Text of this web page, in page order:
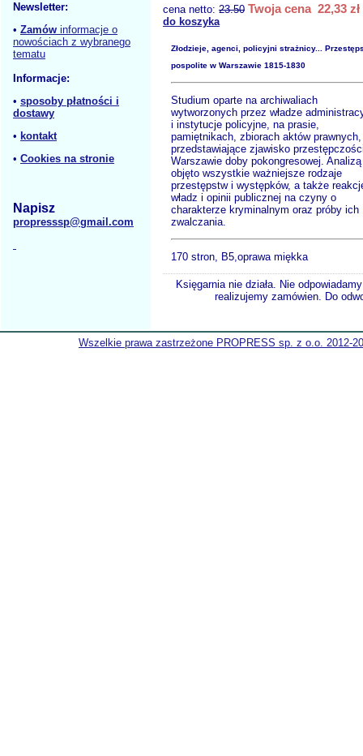
Newsletter:
• Zamów informacje o
nowościach z wybranego
tematu
Informacje:
• sposoby płatności i
dostawy
• kontakt
• Cookies na stronie
Napisz
propresssp@gmail.com
cena netto: 23.50 Twoja cena 22,33 zł
do koszyka
Złodzieje, agenci, policyjni strażnicy...
pospolite w Warszawie 1815-1830
Studium oparte na archiwaliach
wytworzonych przez władze
i instytucje policyjne, na prasie,
pamiętnikach, zbiorach aktów prawnych,
przedstawiające zjawisko
Warszawie doby pokongresowej. Analizą
objęto wszystkie ważniejsze rodzaje
przestępstw i występków, a także
władz i opinii publicznej na czyny o
charakterze kryminalnym oraz próby ich
zwalczania.
170 stron, B5,oprawa miękka
Księgarnia nie działa. Nie
realizujemy zamówien. Do
Wszelkie prawa zastrzeżone PROPRESS sp. z o.o. 2012-